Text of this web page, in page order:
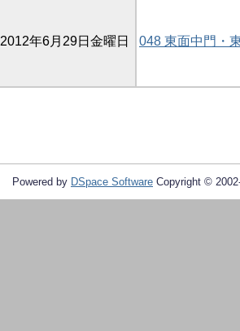
2012年6月29日金曜日 048 東面中門・
Powered by DSpace Software Copyright ©